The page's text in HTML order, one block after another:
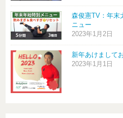
森俊憲TV：年末
ニュー
2023年1月2日
新年あけまして
2023年1月1日